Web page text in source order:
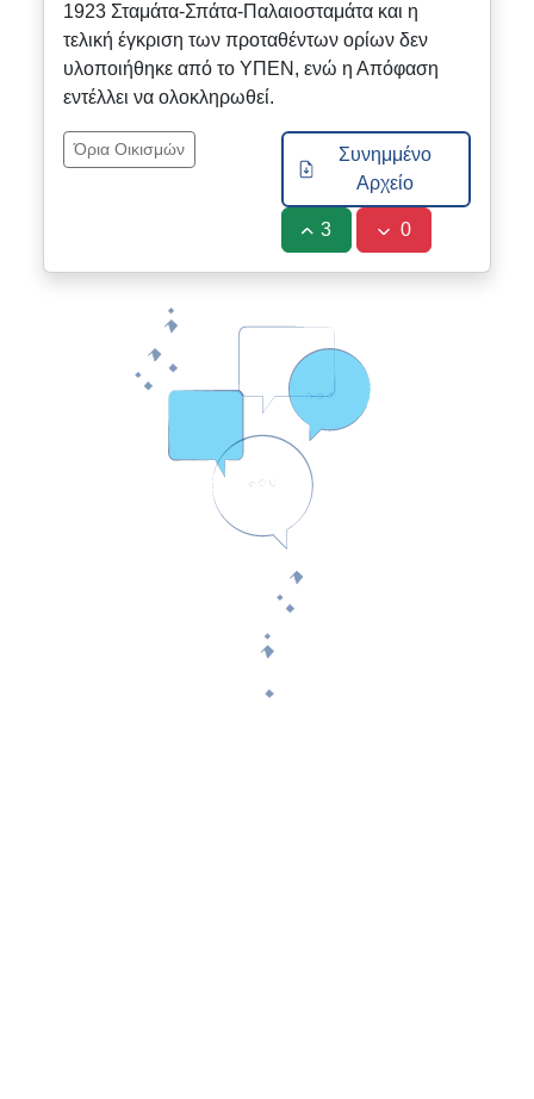
1923 Σταμάτα-Σπάτα-Παλαιοσταμάτα και η
τελική έγκριση των προταθέντων ορίων δεν
υλοποιήθηκε από το ΥΠΕΝ, ενώ η Απόφαση
εντέλλει να ολοκληρωθεί.
Όρια Οικισμών
Συνημμένο
Αρχείο
3 0